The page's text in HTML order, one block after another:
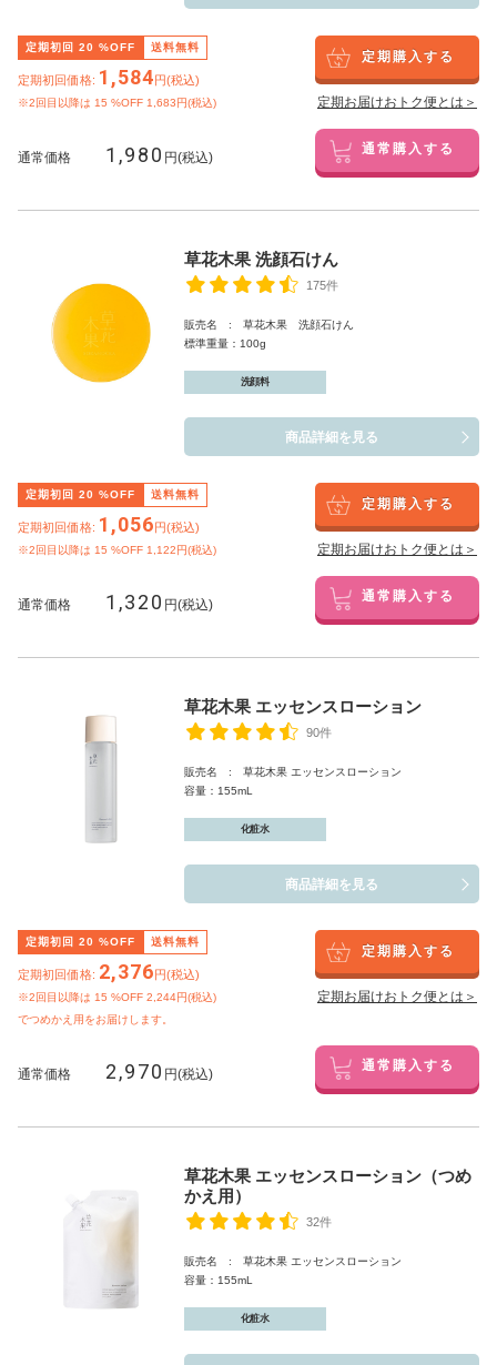
定期初回 20 %OFF 送料無料
定期初回価格: 1,584円(税込)
※2回目以降は 15 %OFF 1,683円(税込)
定期購入する
定期お届けおトク便とは＞
通常価格 1,980 円(税込) 通常購入する
草花木果 洗顔石けん
175件
販売名 : 草花木果 洗顔石けん
標準重量：100g
洗顔料
商品詳細を見る
定期初回 20 %OFF 送料無料
定期初回価格: 1,056円(税込)
※2回目以降は 15 %OFF 1,122円(税込)
定期購入する
定期お届けおトク便とは＞
通常価格 1,320 円(税込) 通常購入する
草花木果 エッセンスローション
90件
販売名 : 草花木果 エッセンスローション
容量：155mL
化粧水
商品詳細を見る
定期初回 20 %OFF 送料無料
定期初回価格: 2,376円(税込)
※2回目以降は 15 %OFF 2,244円(税込)
でつめかえ用をお届けします。
定期購入する
定期お届けおトク便とは＞
通常価格 2,970 円(税込) 通常購入する
草花木果 エッセンスローション（つめ
かえ用）
32件
販売名 : 草花木果 エッセンスローション
容量：155mL
化粧水